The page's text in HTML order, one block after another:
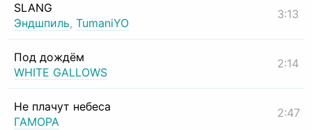
SLANG
Эндшпиль, TumaniYO
3:13
Под дождём
WHITE GALLOWS
2:14
Не плачут небеса
ГАМОРА
2:47